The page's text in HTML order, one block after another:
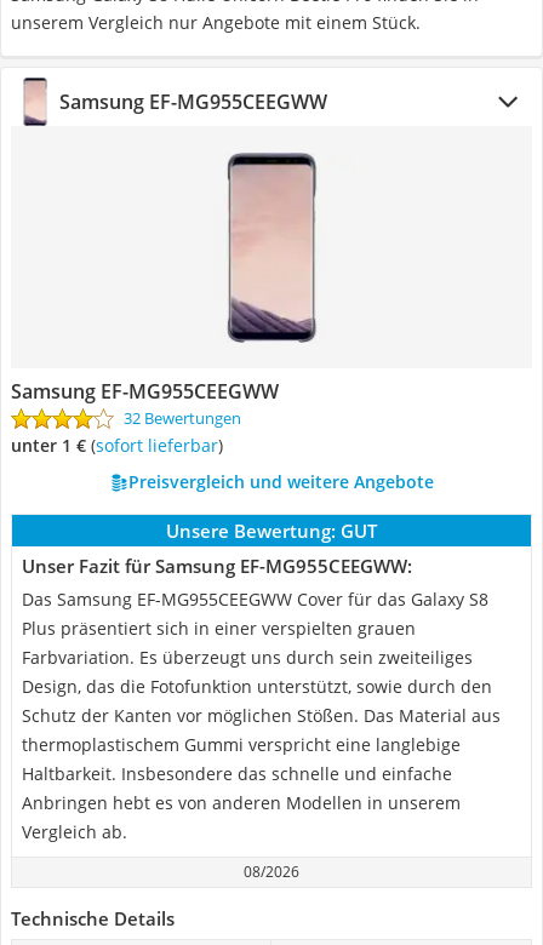
unserem Vergleich nur Angebote mit einem Stück.
Samsung EF-MG955CEEGWW
Samsung EF-MG955CEEGWW
32 Bewertungen
unter 1 € ( Sofort lieferbar)
Preisvergleich und weitere Angebote
Unsere Bewertung: GUT
Unser Fazit für Samsung EF-MG955CEEGWW:
Das Samsung EF-MG955CEEGWW Cover für das Galaxy S8
Plus präsentiert sich in einer verspielten grauen
Farbvariation. Es überzeugt uns durch sein zweiteiliges
Design, das die Fotofunktion unterstützt, sowie durch den
Schutz der Kanten vor möglichen Stößen. Das Material aus
thermoplastischem Gummi verspricht eine langlebige
Haltbarkeit. Insbesondere das schnelle und einfache
Anbringen hebt es von anderen Modellen in unserem
Vergleich ab.
08/2026
Technische Details